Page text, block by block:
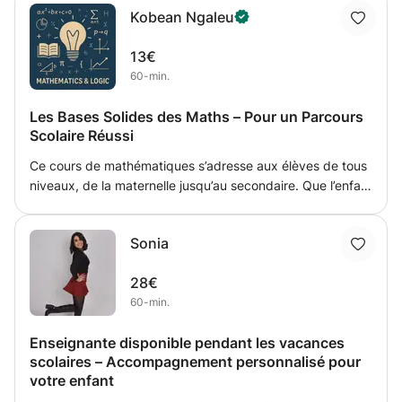
Le type de Stonn que vous obtiendrez dépend de votre
choix, et il faut attendre d'atteindre le niveau requis.
Contactez-moi pour plus d'informations.
Kobean Ngaleu
13€
60-min.
Les Bases Solides des Maths – Pour un Parcours
Scolaire Réussi
Ce cours de mathématiques s’adresse aux élèves de tous
niveaux, de la maternelle jusqu’au secondaire. Que l’enfant
secondaire, je propose un accompagnement personnalisé
et adapté à son rythme. Pour les plus jeunes, les séances
sont ludiques et visent à éveiller la curiosité à travers des
jeux, des manipulations concrètes et des activités
compréhension des notions clés comme le calcul, la
géométrie et la logique. Au niveau secondaire, le cours
devient plus structuré et approfondi, avec des méthodes
Sonia
28€
60-min.
Enseignante disponible pendant les vacances
scolaires – Accompagnement personnalisé pour
votre enfant